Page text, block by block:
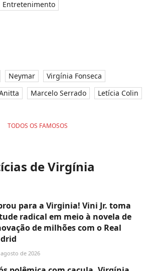
Entretenimento
Neymar
Virgínia Fonseca
Marcelo Serrado
Letícia Colin
TODOS OS FAMOSOS
de Virgínia
para a Virginia! Vini Jr. toma
radical em meio à novela de
de milhões com o Real
de 2026